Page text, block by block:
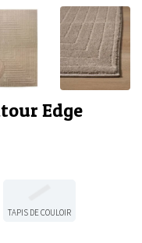
Edge
TAPIS DE COULOIR